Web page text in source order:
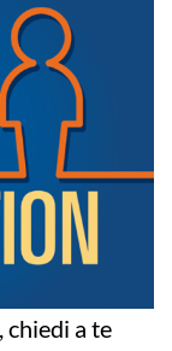
chiedi a te